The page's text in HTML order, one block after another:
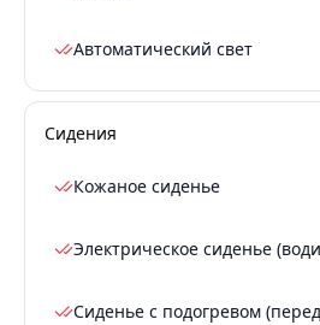
Автоматический свет
Сидения
Кожаное сиденье
Электрическое сиденье
Сиденье с подогревом